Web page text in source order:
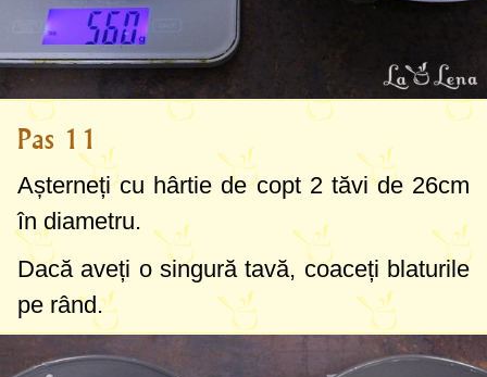
Pas 11
Așterneți cu hârtie de copt 2 tăvi de 26cm
în diametru.
Dacă aveți o singură tavă, coaceți blaturile
pe rând.